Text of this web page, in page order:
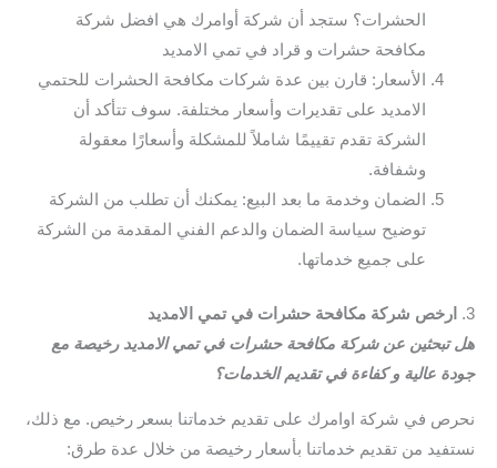
الحشرات؟ ستجد أن شركة أوامرك هي افضل شركة
مكافحة حشرات و قراد في تمي الامديد
الأسعار: قارن بين عدة شركات مكافحة الحشرات للحتمي
الامديد على تقديرات وأسعار مختلفة. سوف تتأكد أن
الشركة تقدم تقييمًا شاملاً للمشكلة وأسعارًا معقولة
وشفافة.
الضمان وخدمة ما بعد البيع: يمكنك أن تطلب من الشركة
توضيح سياسة الضمان والدعم الفني المقدمة من الشركة
على جميع خدماتها.
3.
ارخص شركة مكافحة حشرات في تمي الامديد
هل تبحثين عن شركة مكافحة حشرات في تمي الامديد رخيصة مع
جودة عالية و كفاءة في تقديم الخدمات؟
نحرص في شركة اوامرك على تقديم خدماتنا بسعر رخيص. مع ذلك،
نستفيد من تقديم خدماتنا بأسعار رخيصة من خلال عدة طرق: